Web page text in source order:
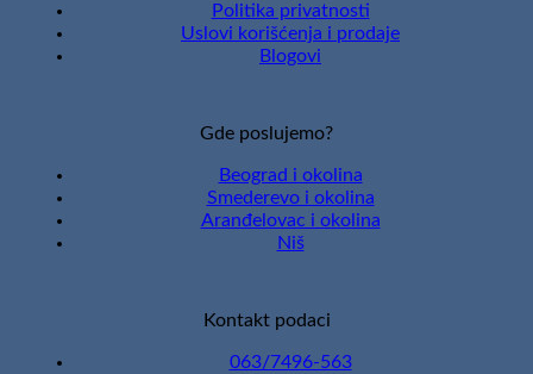
Politika privatnosti
Uslovi korišćenja i prodaje
Blogovi
Gde poslujemo?
Beograd i okolina
Smederevo i okolina
Aranđelovac i okolina
Niš
Kontakt podaci
063/7496-563